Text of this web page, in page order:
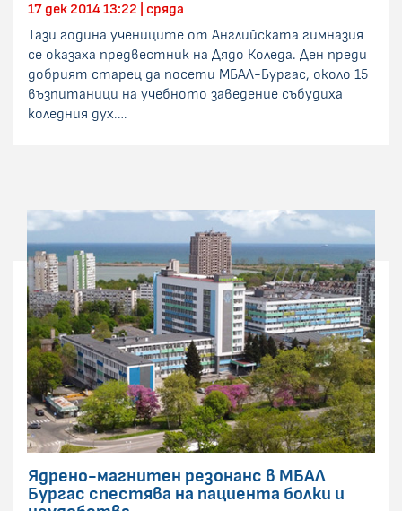
17 дек 2014 13:22 | сряда
Тази година учениците от Английската гимназия
се оказаха предвестник на Дядо Коледа. Ден преди
добрият старец да посети МБАЛ-Бургас, около 15
възпитаници на учебното заведение събудиха
коледния дух.…
Ядрено-магнитен резонанс в МБАЛ
Бургас спестява на пациента болки и